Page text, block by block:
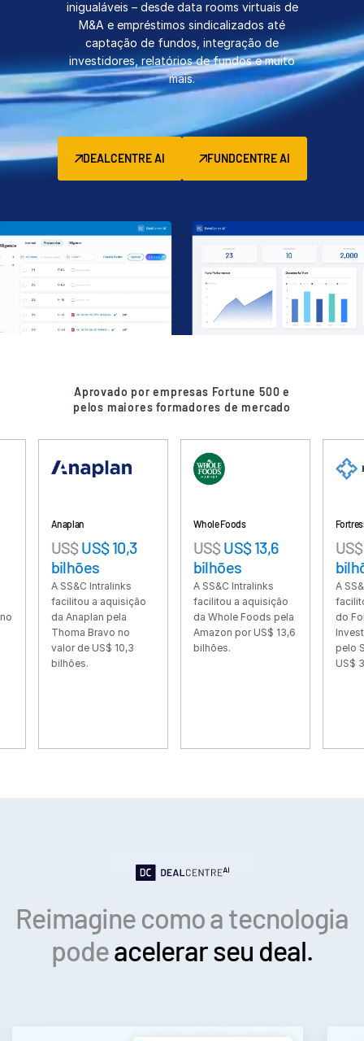
Gerenciamento
DealVault
Connect
FundCentre
Fundraising
Integração
Relatórios
Alternativos
Serviços de deals
Suporte a transações
Relatórios avançados
Produtos adicionais
Soluções
Fusões e aquisições
Ofertas Pública Inicial (IPO)
Gerenciamento de fundos
Financiamento
Real Estate Fund Managers
Contate-nos
Empresa
inigualáveis – desde data rooms virtuais de
M&A e empréstimos sindicalizados até
captação de fundos, integração de
investidores, relatórios de fundos e muito
mais.
DEALCENTRE AI FUNDCENTRE AI
Aprovado por empresas Fortune 500 e
pelos maiores formadores de mercado
US$ 10,3
bilhões
A SS&C Intralinks
facilitou a aquisição
da Anaplan pela
Thoma Bravo no
valor de US$ 10,3
Whole Foods
US$ 13,6
bilhões
A SS&C Intralinks
facilitou a aquisição
da Whole Foods pela
Amazon por US$ 13,6
US$
bilhões
A SS&C
facilitou a
do Fortress
Investment
pelo SoftBank
US$ 3,3
Reimagine como a tecnologia
podeacelerar seu deal.